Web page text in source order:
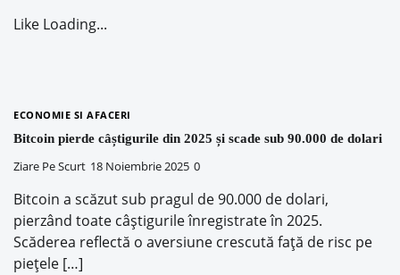
Like Loading...
ECONOMIE SI AFACERI
Bitcoin pierde câștigurile din 2025 și scade sub 90.000 de dolari
Ziare Pe Scurt 18 Noiembrie 2025 0
Bitcoin a scăzut sub pragul de 90.000 de dolari,
pierzând toate câștigurile înregistrate în 2025.
Scăderea reflectă o aversiune crescută față de risc pe
piețele […]